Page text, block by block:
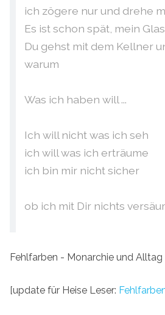
ich zögere nur und drehe
Es ist schon spät, mein
Du gehst mit dem Kellner
warum
Was ich haben will ...
Ich will nicht was ich seh
ich will was ich erträume
ich bin mir nicht sicher
ob ich mit Dir nichts
Fehlfarben - Monarchie und Alltag
[update für Heise Leser: